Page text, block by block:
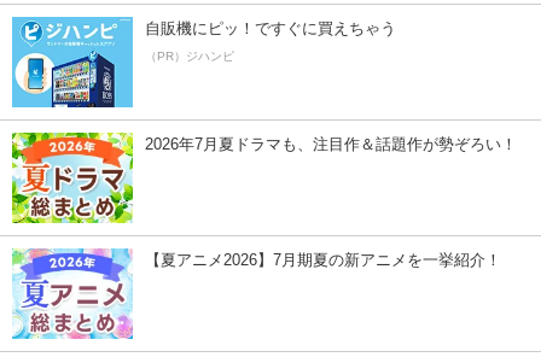
自販機にピッ！ですぐに買えちゃう
（PR）ジハンピ
2026年7月夏ドラマも、注目作＆話題作が勢ぞろい！
【夏アニメ2026】7月期夏の新アニメを一挙紹介！